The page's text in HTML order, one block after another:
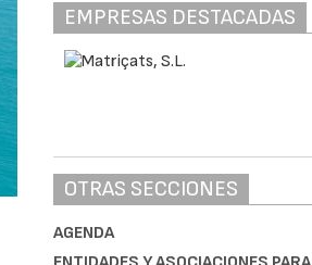
EMPRESAS DESTACADAS
OTRAS SECCIONES
AGENDA